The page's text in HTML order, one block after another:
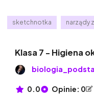
sketchnotka narządy
Klasa 7 - Higiena
0.0 Opinie: 0